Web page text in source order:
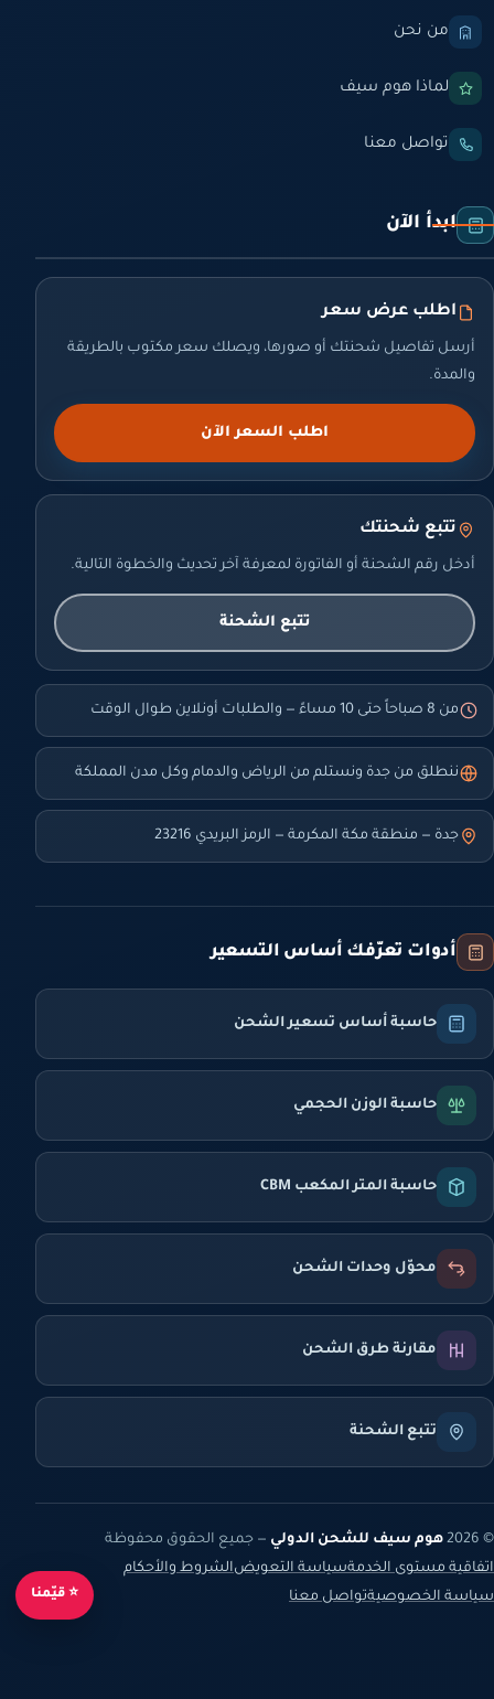
من نحن
لماذا هوم سيف
تواصل معنا
ابدأ الآن
اطلب عرض سعر
أرسل تفاصيل شحنتك أو صورها، ويصلك سعر مكتوب بالطريقة
والمدة.
اطلب السعر الآن
تتبع شحنتك
أدخل رقم الشحنة أو الفاتورة لمعرفة آخر تحديث والخطوة التالية.
تتبع الشحنة
من 8 صباحاً حتى 10 مساءً — والطلبات أونلاين طوال الوقت
ننطلق من جدة ونستلم من الرياض والدمام وكل مدن المملكة
جدة — منطقة مكة المكرمة — الرمز البريدي 23216
أدوات تعرّفك أساس التسعير
حاسبة أساس تسعير الشحن
حاسبة الوزن الحجمي
حاسبة المتر المكعب CBM
محوّل وحدات الشحن
مقارنة طرق الشحن
تتبع الشحنة
© 2026 هوم سيف للشحن الدولي — جميع الحقوق محفوظة
اتفاقية مستوى الخدمةسياسة التعويضالشروط والأحكام
سياسة الخصوصيةتواصل معنا ⭐ قيّمنا